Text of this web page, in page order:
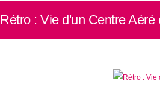
Rétro : Vie d'un Centre Aéré